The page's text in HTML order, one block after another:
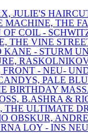
JULIE'S
MACHINE, THE
COIL -
THE VINE
KANE - STURM
- NEU-
PALE
BIRTHDAY
B.ASHRA &
ULTIMATE
OBSKUR,
LOY - INS